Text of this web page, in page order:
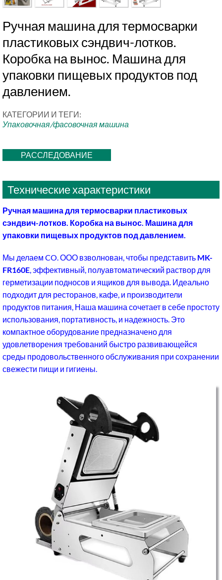
Ручная машина для термосварки
пластиковых сэндвич-лотков.
Коробка на вынос. Машина для
упаковки пищевых продуктов под
давлением.
КАТЕГОРИИ И ТЕГИ:
Упаковочная/фасовочная машина
РАССЛЕДОВАНИЕ
Технические характеристики
Ручная машина для термосварки пластиковых
сэндвич-лотков. Коробка на вынос. Машина для
упаковки пищевых продуктов под давлением.
Мы делаем CO. ООО взволнован, чтобы представить MK-
FR160E, эффективный, полуавтоматический раствор для
герметизации подносов и ящиков для вывода. Идеально
подходит для ресторанов, кафе, и производители
продуктов питания, Наша машина сочетает в себе простоту
использования, портативность, и надежность. Это
компактное оборудование предназначено для
удовлетворения требований быстро развивающейся
среды продовольственного обслуживания при сохранении
свежести пищи и гигиены.